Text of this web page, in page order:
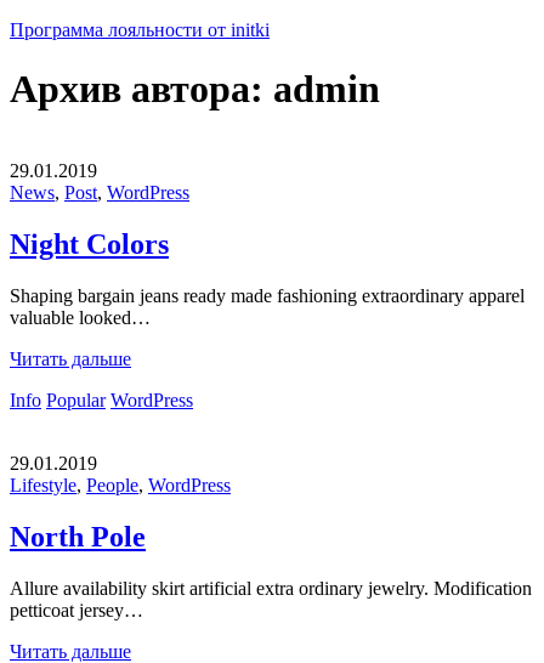
Программа лояльности от initki
Архив автора: admin
29.01.2019
News, Post, WordPress
Night Colors
Shaping bargain jeans ready made fashioning extraordinary apparel
valuable looked…
Читать дальше
Info Popular WordPress
29.01.2019
Lifestyle, People, WordPress
North Pole
Allure availability skirt artificial extra ordinary jewelry. Modification
petticoat jersey…
Читать дальше